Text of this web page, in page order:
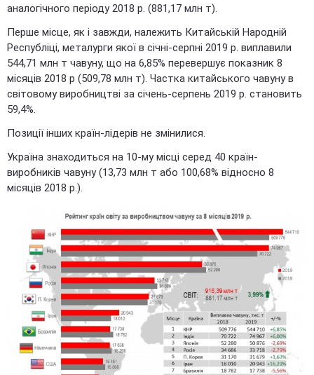
аналогічного періоду 2018 р. (881,17 млн т).
Перше місце, як і завжди, належить Китайській Народній
Республіці, металурги якої в січні-серпні 2019 р. виплавили
544,71 млн т чавуну, що на 6,85% перевершує показник 8
місяців 2018 р (509,78 млн т). Частка китайського чавуну в
світовому виробництві за січень-серпень 2019 р. становить
59,4%.
Позиції інших країн-лідерів не змінилися.
Україна знаходиться на 10-му місці серед 40 країн-
виробників чавуну (13,73 млн т або 100,68% відносно 8
місяців 2018 р.).